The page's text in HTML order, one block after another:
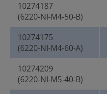
10274187
(6220-NI-M4-50-B)
10274175
(6220-NI-M4-60-A)
10274209
(6220-NI-M5-40-B)